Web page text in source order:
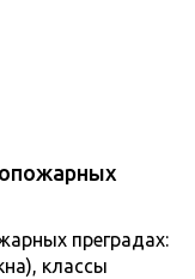
преградах:
классы